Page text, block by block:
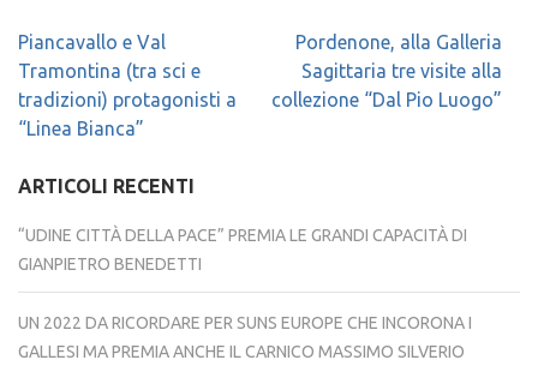
Navigazione
articoli
Piancavallo e Val
Tramontina (tra sci e
tradizioni) protagonisti a
“Linea Bianca”
Pordenone, alla Galleria
Sagittaria tre visite alla
collezione “Dal Pio Luogo”
ARTICOLI RECENTI
“UDINE CITTÀ DELLA PACE” PREMIA LE GRANDI CAPACITÀ DI
GIANPIETRO BENEDETTI
UN 2022 DA RICORDARE PER SUNS EUROPE CHE INCORONA I
GALLESI MA PREMIA ANCHE IL CARNICO MASSIMO SILVERIO